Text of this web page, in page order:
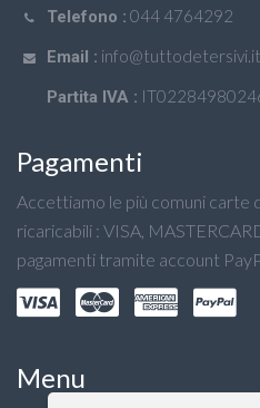
Telefono : 044 4764292
Email : info@tuttodetersivi.it
Partita IVA :
Pagamenti
Accettiamo le più comuni carte
ricaricabili : VISA,
pagamenti tramite account
Menu